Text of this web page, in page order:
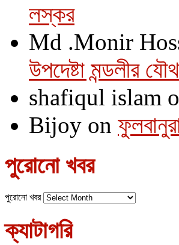
লস্কর
Md .Monir
উপদেষ্টা মন্ডলীর
shafiqul islam
Bijoy on
পুরোনো খবর
পুরোনো খবর
ক্যাটাগরি